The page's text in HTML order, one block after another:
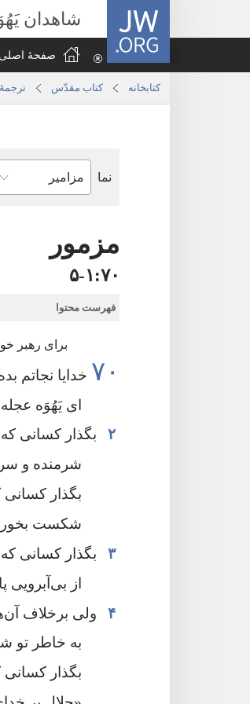
JW.ORG شاهدان
صفحهٔ اصلی
کتابخانه کتاب مقدّس
نما
کتاب
مزمور
۷۰‏:‏۱‏-‏۵
فهرست محتوا
برای رهبر
۷۰ خدایا نجاتم
ای یَهُوَه
۲
بگذار کسانی که
شرمنده و
بگذار
شکست
۳
بگذار کسانی
از بی‌آبرویی
۴
ولی برخلاف
به خاطر تو
بگذار